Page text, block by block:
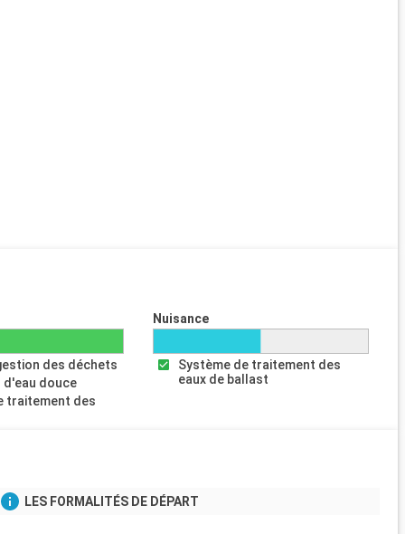
des déchets
douce
traitement des
Nuisance
Système de traitement des
eaux de ballast
LES FORMALITÉS DE DÉPART